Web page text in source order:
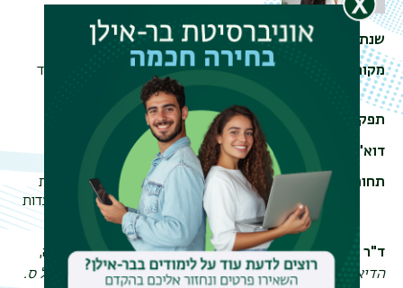
שנת סיום התואר 2026
מקום עבודה
המרכז לטיפוח תרבות הקריאה של משרד
תפקיד ראשת תחום ספרות ותרבות עברית
דוא"ל michal.cohen@gmail.com
תחומי לימוד
הרמנויטיקה ופילוסופיה של הפרשנות; ספרות
עברית מודרנית; יצירתו של ס. יזהר; זיכרון, עדות
ואתיקה בספרות; תיאוריה של הקריאה
ד"ר מיכל כהןהיא חוקרת ספרות והגות. עבודת הדוקטור שלה,
הדיאלוג עם המת: קריאה הרמנויטית ביצירתו המאוחרת של ס.